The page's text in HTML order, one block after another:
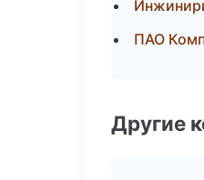
ПАО
Другие